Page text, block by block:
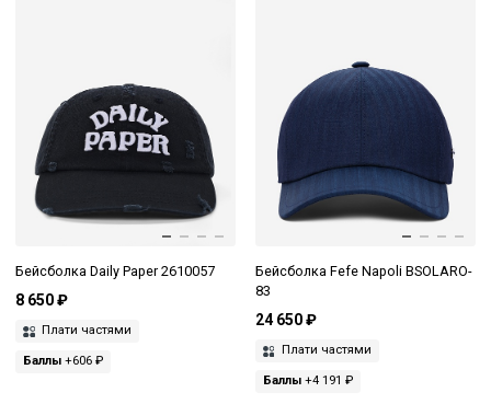
Бейсболка Daily Paper 2610057
8 650 ₽
Плати частями
Баллы +606 ₽
Бейсболка Fefe Napoli BSOLARO-
83
24 650 ₽
Плати частями
Баллы+4 191 ₽